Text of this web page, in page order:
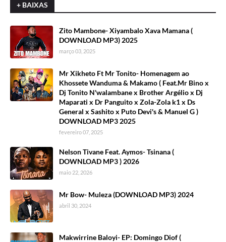
+ BAIXAS
Zito Mambone- Xiyambalo Xava Mamana (
DOWNLOAD MP3) 2025
março 03, 2025
Mr Xikheto Ft Mr Tonito- Homenagem ao
Khossete Wanduma & Makamo ( Feat.Mr Bino x
Dj Tonito N'walambane x Brother Argélio x Dj
Maparati x Dr Panguito x Zola-Zola k1 x Ds
General x Sashito x Puto Devi's & Manuel G )
DOWNLOAD MP3 2025
fevereiro 07, 2025
Nelson Tivane Feat. Aymos- Tsinana (
DOWNLOAD MP3 ) 2026
maio 22, 2026
Mr Bow- Muleza (DOWNLOAD MP3) 2024
abril 30, 2024
Makwirrine Baloyi- EP: Domingo Diof (